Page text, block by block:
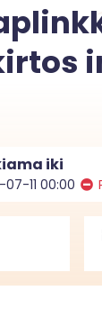
iki
11 00:00